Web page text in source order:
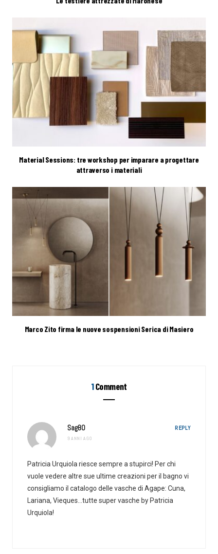
Material Sessions: tre workshop per imparare a progettare
attraverso i materiali
Marco Zito firma le nuove sospensioni Serica di Masiero
1Comment
Sag80
9 ANNI AGO
REPLY
Patricia Urquiola riesce sempre a stupirci! Per chi
vuole vedere altre sue ultime creazioni per il bagno vi
consigliamo il catalogo delle vasche di Agape: Cuna,
Lariana, Vieques…tutte super vasche by Patricia
Urquiola!